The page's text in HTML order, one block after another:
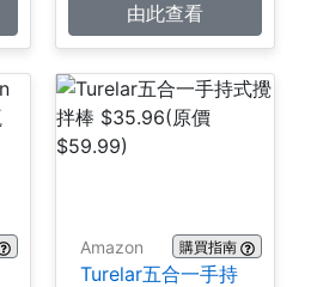
由此查看
Amazon 購買指南
Turelar五合一手持